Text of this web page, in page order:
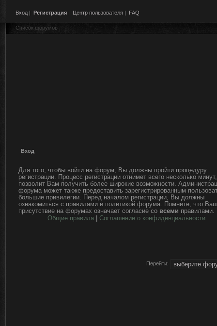
Вход | Регистрация | Центр пользователя | FAQ
Список форумов
Вход
Для того, чтобы войти на форум, Вы должны пройти процедуру
регистрации. Процесс регистрации отнимет всего несколько
позволит Вам получить более широкие возможности.
форума может также предоставить зарегистрированным
большие привилегии. Перед началом регистрации, Вы должны
ознакомиться с правилами и политикой форума. Помните, что
присутствие на форумах означает согласие со всеми правилами.
Общие правила
Соглашение о конфиденциальности
Перейти: